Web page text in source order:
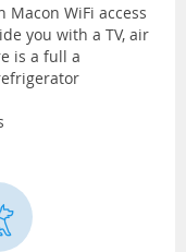
Macon WiFi access
you with a TV, air
is a full a